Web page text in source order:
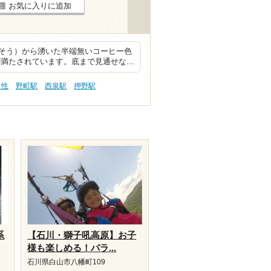
お気に入りに追加
う）から湧いた半端無いコーヒー色
たされています。底まで見通せな…
野町駅 西泉駅 押野駅
【石川・獅子吼高原】お子
様も楽しめる！パラ...
石川県白山市八幡町109